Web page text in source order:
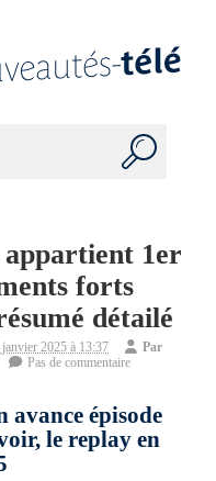
appartient 1er
forts
détailé
janvier 2025 à 13:37
Par
Pas de commentaire
avance épisode
le replay en